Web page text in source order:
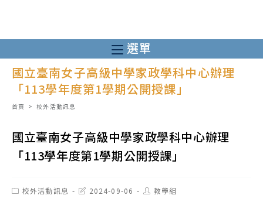
至
主
選單
國立臺南女子高級中學家政學科中心辦理
「113學年度第1學期公開授課」
首頁 > 校外活動訊息
國立臺南女子高級中學家政學科中心辦理
「113學年度第1學期公開授課」
Post校外活動訊息
Post2024-09-06
Post教學組